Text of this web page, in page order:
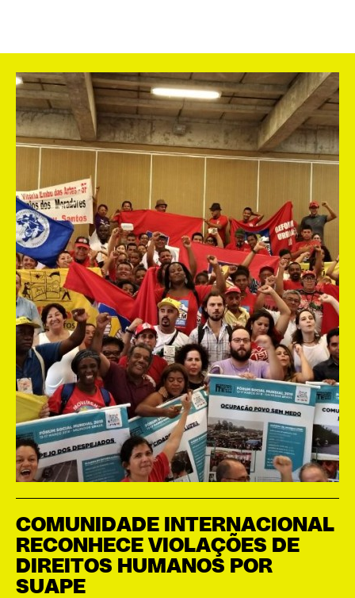
COMUNIDADE INTERNACIONAL
RECONHECE VIOLAÇÕES DE
DIREITOS HUMANOS POR
SUAPE